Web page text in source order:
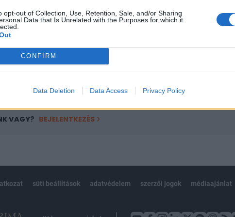
opt-out of Collection, Use, Retention, Sale, and/or Sharing
Data that Is Unrelated with the Purposes for which it
CONFIRM
Data Deletion Data Access Privacy Policy
tartalmazza:
cikkarchívum
elmúlt 2 év napon belüli
VAGY? BEJELENTKEZÉS
süti beállítások adatvédelem szerzői jogok médiaajánlat